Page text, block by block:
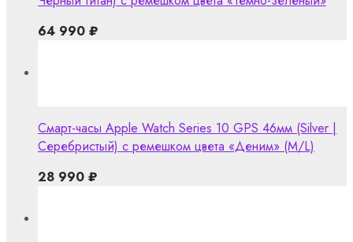
64 990 ₽
Смарт-часы Apple Watch Series 10 GPS 46мм (Silver |
Серебристый) с ремешком цвета «Деним» (M/L)
28 990 ₽